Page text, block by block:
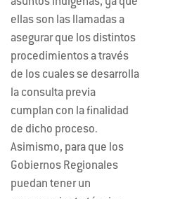
ellas son las llamadas a
asegurar que los distintos
procedimientos a través
de los cuales se desarrolla
la consulta previa
cumplan con la finalidad
de dicho proceso.
Asimismo, para que los
Gobiernos Regionales
puedan tener un